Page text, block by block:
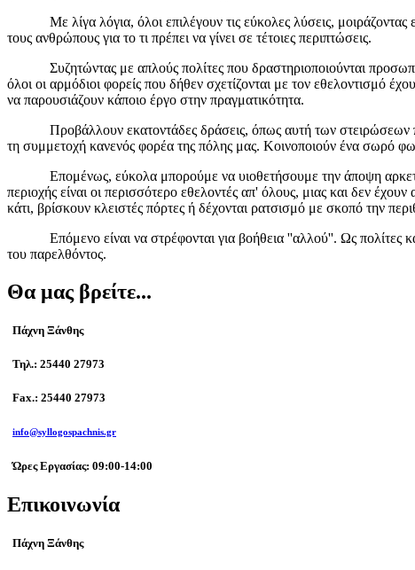
Με λίγα λόγια, όλοι επιλέγουν τις εύκολες λύσεις, μοιράζοντας
τους ανθρώπους για το τι πρέπει να γίνει σε τέτοιες περιπτώσεις.
Συζητώντας με απλούς πολίτες που δραστηριοποιούνται
όλοι οι αρμόδιοι φορείς που δήθεν σχετίζονται με τον
να παρουσιάζουν κάποιο έργο στην πραγματικότητα.
Προβάλλουν εκατοντάδες δράσεις, όπως αυτή των στειρώσεων που
τη συμμετοχή κανενός φορέα της πόλης μας. Κοινοποιούν ένα σωρό
Επομένως, εύκολα μπορούμε να υιοθετήσουμε την άποψη αρκετών
περιοχής είναι οι περισσότερο εθελοντές απ' όλους, μιας και δεν
κάτι, βρίσκουν κλειστές πόρτες ή δέχονται ρατσισμό με σκοπό την
Επόμενο είναι να στρέφονται για βοήθεια ''αλλού''. Ως πολίτες
του παρελθόντος.
Θα μας βρείτε...
Πάχνη Ξάνθης
Τηλ.: 25440 27973
Fax.: 25440 27973
info@syllogospachnis.gr
Ώρες Εργασίας: 09:00-14:00
Επικοινωνία
Πάχνη Ξάνθης